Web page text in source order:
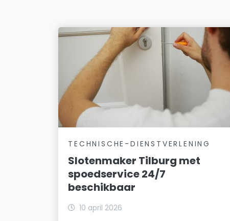
TECHNISCHE-DIENSTVERLENING
Slotenmaker Tilburg met
spoedservice 24/7
beschikbaar
10 april 2026